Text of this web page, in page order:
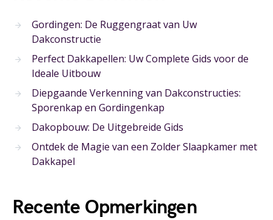
Gordingen: De Ruggengraat van Uw
Dakconstructie
Perfect Dakkapellen: Uw Complete Gids voor de
Ideale Uitbouw
Diepgaande Verkenning van Dakconstructies:
Sporenkap en Gordingenkap
Dakopbouw: De Uitgebreide Gids
Ontdek de Magie van een Zolder Slaapkamer met
Dakkapel
Recente Opmerkingen